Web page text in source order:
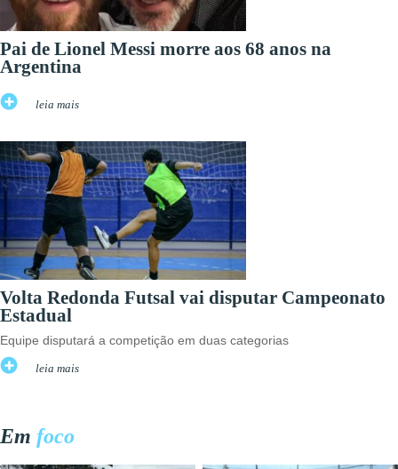
Pai de Lionel Messi morre aos 68 anos na
Argentina
leia mais
Volta Redonda Futsal vai disputar Campeonato
Estadual
Equipe disputará a competição em duas categorias
leia mais
Em foco